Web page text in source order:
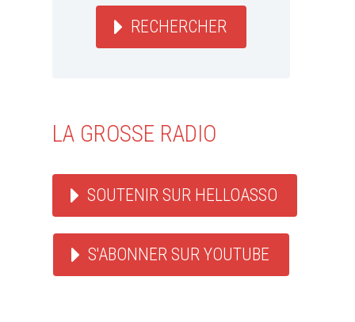
RECHERCHER
LA GROSSE RADIO
SOUTENIR SUR HELLOASSO
S'ABONNER SUR YOUTUBE